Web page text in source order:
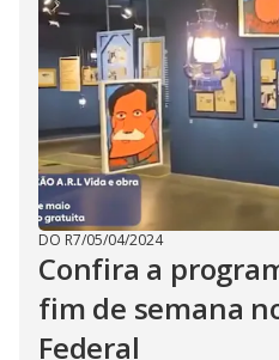
DO R7/05/04/2024
Confira a
fim de semana
Federal